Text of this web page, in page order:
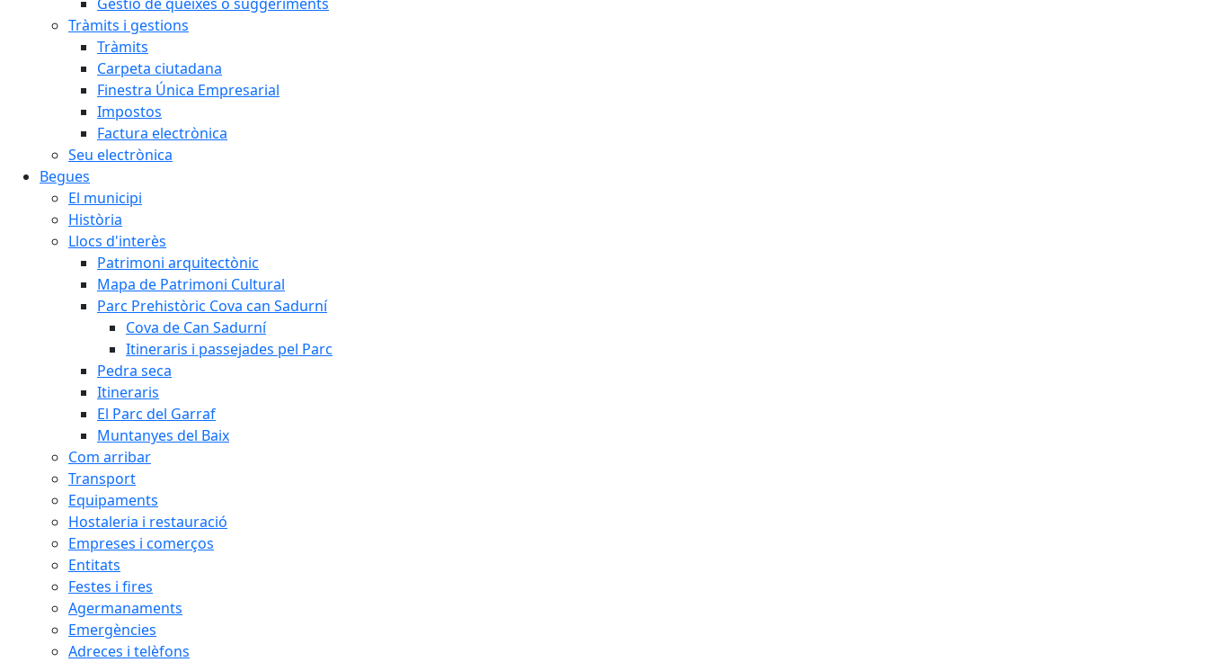
Tràmits i gestions
Tràmits
Carpeta ciutadana
Finestra Única Empresarial
Impostos
Factura electrònica
Seu electrònica
Begues
El municipi
Història
Llocs d'interès
Patrimoni arquitectònic
Mapa de Patrimoni Cultural
Parc Prehistòric Cova can Sadurní
Cova de Can Sadurní
Itineraris i passejades pel Parc
Pedra seca
Itineraris
El Parc del Garraf
Muntanyes del Baix
Com arribar
Transport
Equipaments
Hostaleria i restauració
Empreses i comerços
Entitats
Festes i fires
Agermanaments
Emergències
Adreces i telèfons